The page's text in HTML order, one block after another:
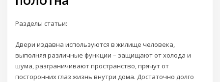
Разделы статьи:
Двери издавна используются в жилище человека,
выполняя различные функции – защищают от холода и
шума, разграничивают пространство, прячут от
посторонних глаз жизнь внутри дома. Достаточно долго